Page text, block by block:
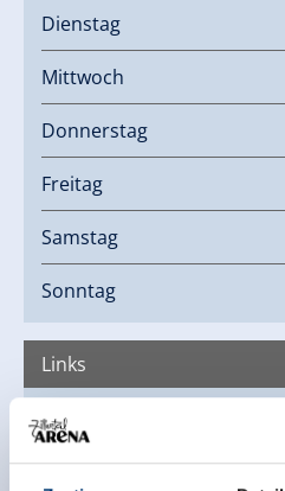
Dienstag
Mittwoch
Donnerstag
Freitag
Samstag
Sonntag
Links
Homepage